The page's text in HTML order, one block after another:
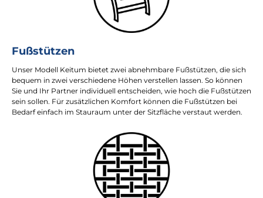
Fußstützen
Unser Modell Keitum bietet zwei abnehmbare Fußstützen, die sich
bequem in zwei verschiedene Höhen verstellen lassen. So können
Sie und Ihr Partner individuell entscheiden, wie hoch die Fußstützen
sein sollen. Für zusätzlichen Komfort können die Fußstützen bei
Bedarf einfach im Stauraum unter der Sitzfläche verstaut werden.